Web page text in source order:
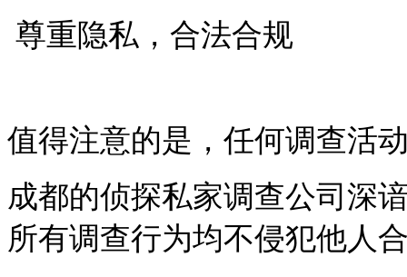
尊重隐私，合法合规
值得注意的是，任何调查活
成都的侦探私家调查公司深
所有调查行为均不侵犯他人